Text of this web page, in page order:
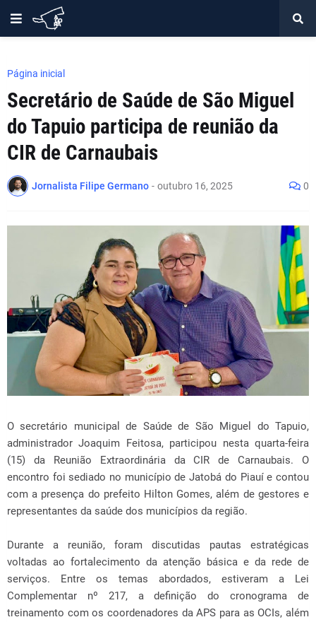
Página inicial
Secretário de Saúde de São Miguel
do Tapuio participa de reunião da
CIR de Carnaubais
Jornalista Filipe Germano - outubro 16, 2025 0
O secretário municipal de Saúde de São Miguel do Tapuio,
administrador Joaquim Feitosa, participou nesta quarta-feira
(15) da Reunião Extraordinária da CIR de Carnaubais. O
encontro foi sediado no município de Jatobá do Piauí e contou
com a presença do prefeito Hilton Gomes, além de gestores e
representantes da saúde dos municípios da região.
Durante a reunião, foram discutidas pautas estratégicas
voltadas ao fortalecimento da atenção básica e da rede de
serviços. Entre os temas abordados, estiveram a Lei
Complementar nº 217, a definição do cronograma de
treinamento com os coordenadores da APS para as OCIs, além